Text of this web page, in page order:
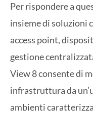
Per rispondere a
insieme di soluzioni
access point,
gestione
View 8 consente di
infrastruttura da
ambienti